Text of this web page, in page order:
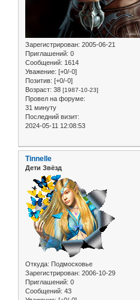
Зарегистрирован: 2005-06-21
Приглашений: 0
Сообщений: 1614
Уважение: [+0/-0]
Позитив: [+0/-0]
Возраст: 38 [1987-10-23]
Провел на форуме:
31 минуту
Последний визит:
2024-05-11 12:08:53
Tinnelle
Дети Звёзд
Откуда: Подмосковье
Зарегистрирован: 2006-10-29
Приглашений: 0
Сообщений: 43